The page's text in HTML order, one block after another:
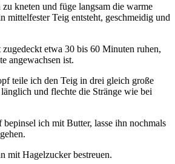
kneten und füge langsam die warme
mittelfester Teig entsteht, geschmeidig und
etwa 30 bis 60 Minuten ruhen,
angewachsen ist.
teile ich den Teig in drei gleich große
und flechte die Stränge wie bei
ich mit Butter, lasse ihn nochmals
mit Hagelzucker bestreuen.